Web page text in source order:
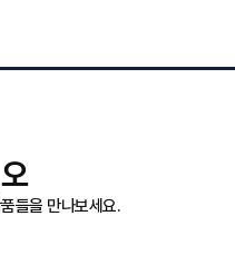
들을 만나보세요.